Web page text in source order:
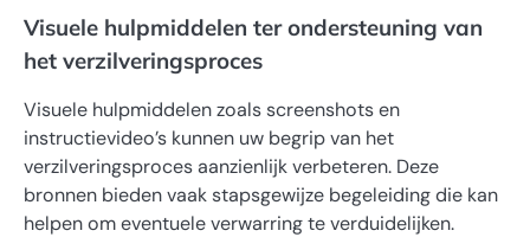
Visuele hulpmiddelen ter ondersteuning van
het verzilveringsproces
Visuele hulpmiddelen zoals screenshots en
instructievideo’s kunnen uw begrip van het
verzilveringsproces aanzienlijk verbeteren. Deze
bronnen bieden vaak stapsgewijze begeleiding die kan
helpen om eventuele verwarring te verduidelijken.